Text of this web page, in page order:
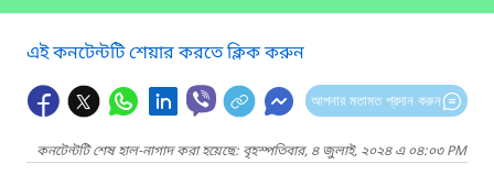
এই কনটেন্টটি শেয়ার করতে ক্লিক করুন
আপনার মতামত প্রদান করুন
কনটেন্টটি শেষ হাল-নাগাদ করা হয়েছে: বৃহস্পতিবার, ৪ জুলাই, ২০২৪ এ ০৪:০৩ PM